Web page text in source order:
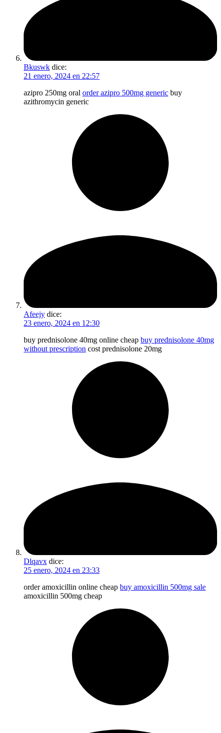
Bkuswk dice:
21 enero, 2024 en 22:57
azipro 250mg oral order azipro 500mg generic buy
azithromycin generic
Afeejy dice:
23 enero, 2024 en 12:30
buy prednisolone 40mg online cheap buy prednisolone 40mg
without prescription cost prednisolone 20mg
Dlqavx dice:
25 enero, 2024 en 23:33
order amoxicillin online cheap buy amoxicillin 500mg sale
amoxicillin 500mg cheap